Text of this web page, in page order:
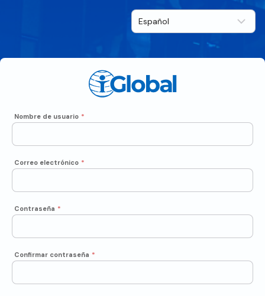
Nombre de usuario *
Correo electrónico *
Contraseña *
Confirmar contraseña *